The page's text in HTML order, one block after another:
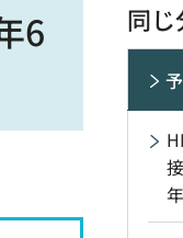
6
同じ